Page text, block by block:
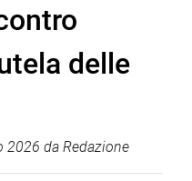
delle
2026 da Redazione